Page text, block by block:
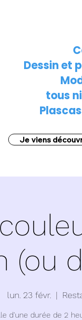
Dessin et
tous
Je viens
(ou
lun. 23 févr.
  |
d'une durée de 2